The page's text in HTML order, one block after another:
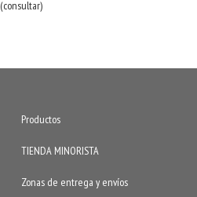
(consultar)
Productos
TIENDA MINORISTA
Zonas de entrega y envíos